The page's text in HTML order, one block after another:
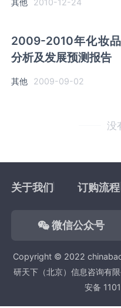
其他 2010-12-24
2009-2010年化妆
分析及发展预测报告
其他 2009-09-02
没
关于我们 订购流程
微信公众号
Copyright © 2022
研天下（北京）信息咨询有
安备